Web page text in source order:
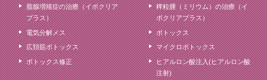
脂腺増殖症の治療（イボクリア
プラス）
稗粒腫（ミリウム）の治療（イ
ボクリアプラス）
電気分解メス ボトックス
広頚筋ボトックス マイクロボトックス
ボトックス修正
ヒアルロン酸注入(ヒアルロン酸
注射)